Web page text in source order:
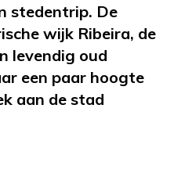
stedentrip. De
wijk Ribeira, de
levendig oud
een paar hoogte
aan de stad